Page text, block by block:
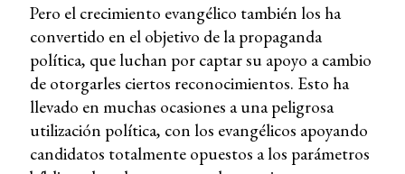
Pero el crecimiento evangélico también los ha
convertido en el objetivo de la propaganda
política, que luchan por captar su apoyo a cambio
de otorgarles ciertos reconocimientos. Esto ha
llevado en muchas ocasiones a una peligrosa
utilización política, con los evangélicos apoyando
candidatos totalmente opuestos a los parámetros